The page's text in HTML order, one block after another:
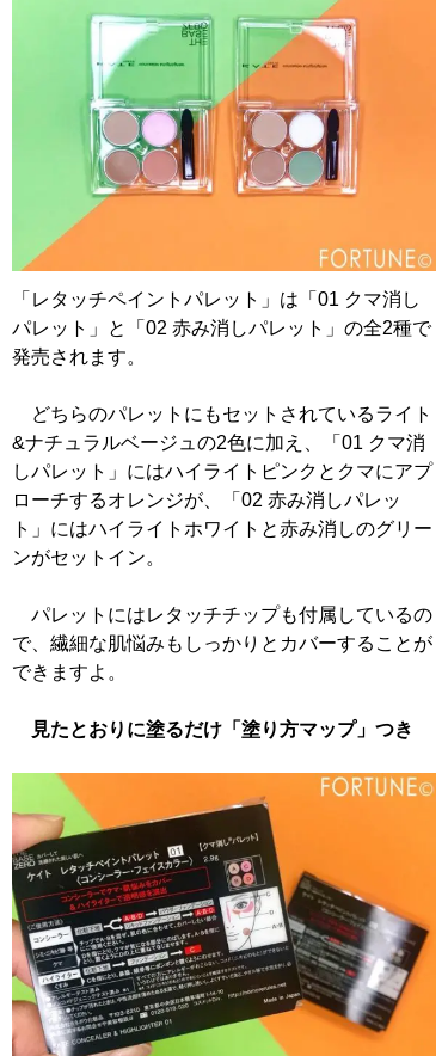
「レタッチペイントパレット」は「01 クマ消し
パレット」と「02 赤み消しパレット」の全2種で
発売されます。
どちらのパレットにもセットされているライト
&ナチュラルベージュの2色に加え、「01 クマ消
しパレット」にはハイライトピンクとクマにアプ
ローチするオレンジが、「02 赤み消しパレッ
ト」にはハイライトホワイトと赤み消しのグリー
ンがセットイン。
パレットにはレタッチチップも付属しているの
で、繊細な肌悩みもしっかりとカバーすることが
できますよ。
見たとおりに塗るだけ「塗り方マップ」つき